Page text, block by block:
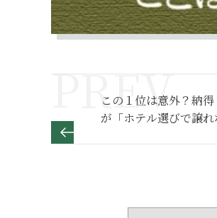
この１位は意外？納
が「ホテル選びで譲